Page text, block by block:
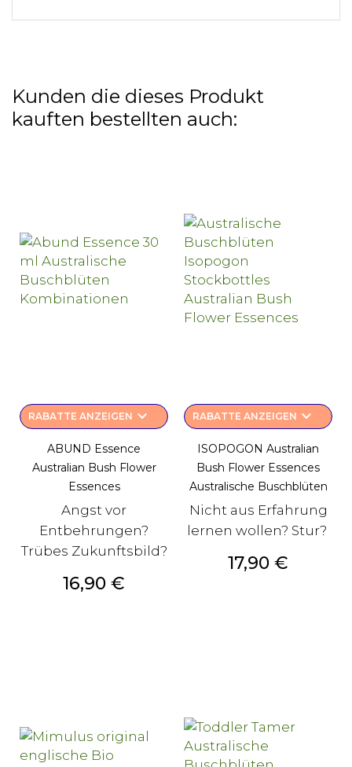
Kunden die dieses Produkt
kauften bestellten auch:
RABATTE ANZEIGEN keyboard_arrow_down
ABUND Essence
Australian Bush Flower
Essences
Angst vor
Entbehrungen?
Trübes Zukunftsbild?
Preis
16,90 €
RABATTE ANZEIGEN keyboard_arrow_down
ISOPOGON Australian
Bush Flower Essences
Australische Buschblüten
Nicht aus Erfahrung
lernen wollen? Stur?
Preis
17,90 €